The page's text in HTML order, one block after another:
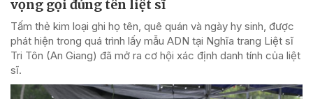
vọng gọi đúng tên liệt sĩ
Tấm thẻ kim loại ghi họ tên, quê quán và ngày hy sinh, được
phát hiện trong quá trình lấy mẫu ADN tại Nghĩa trang Liệt sĩ
Tri Tôn (An Giang) đã mở ra cơ hội xác định danh tính của liệt
sĩ.